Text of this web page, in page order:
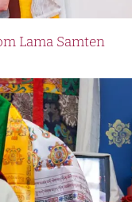
Lama Samten